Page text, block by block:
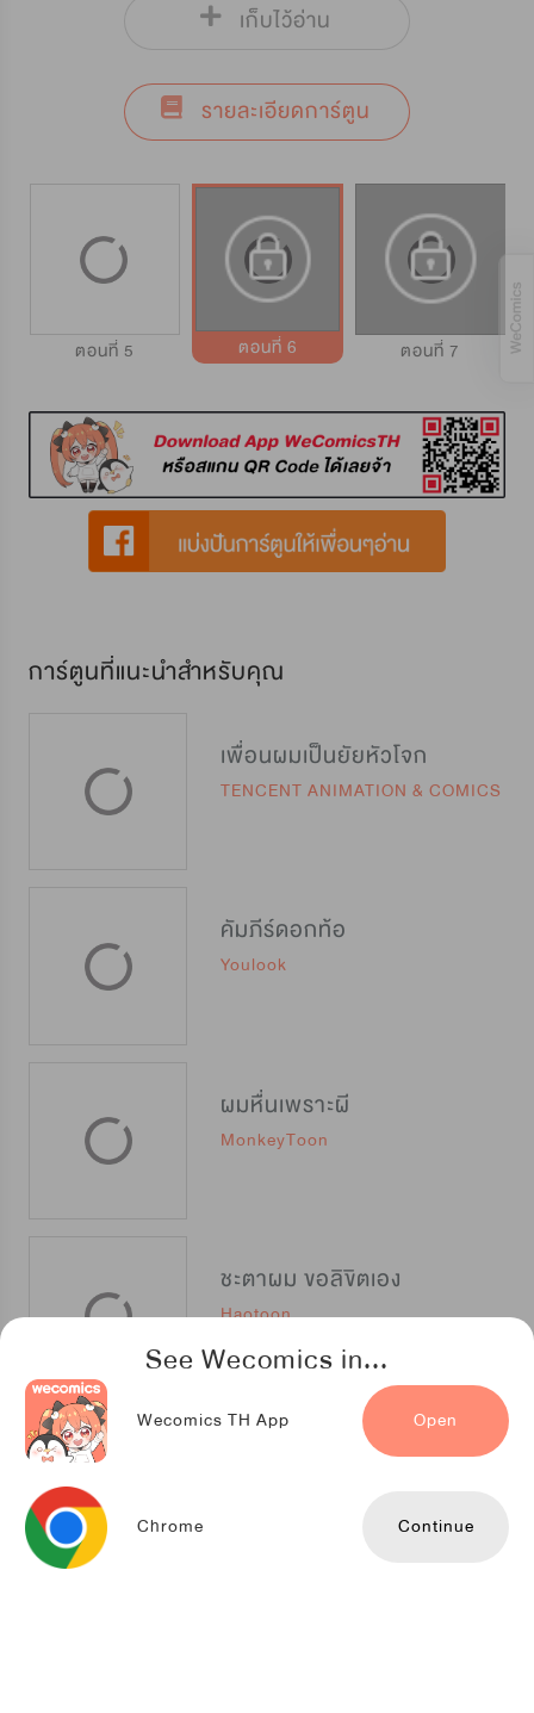
See Wecomics in...
Wecomics TH App Open
Chrome Continue
เก็บไว้อ่าน
รายละเอียดการ์ตูน
ตอนที่ 5 ตอนที่ 6 ตอนที่ 7
การ์ตูนที่แนะนำสำหรับคุณ
เพื่อนผมเป็นยัยหัวโจก
TENCENT ANIMATION & COMICS
คัมภีร์ดอกท้อ
Youlook
ผมหื่นเพราะผี
MonkeyToon
ชะตาผม ขอลิขิตเอง
Haotoon
เรียกผมว่า ฮีโร่สายหื่น